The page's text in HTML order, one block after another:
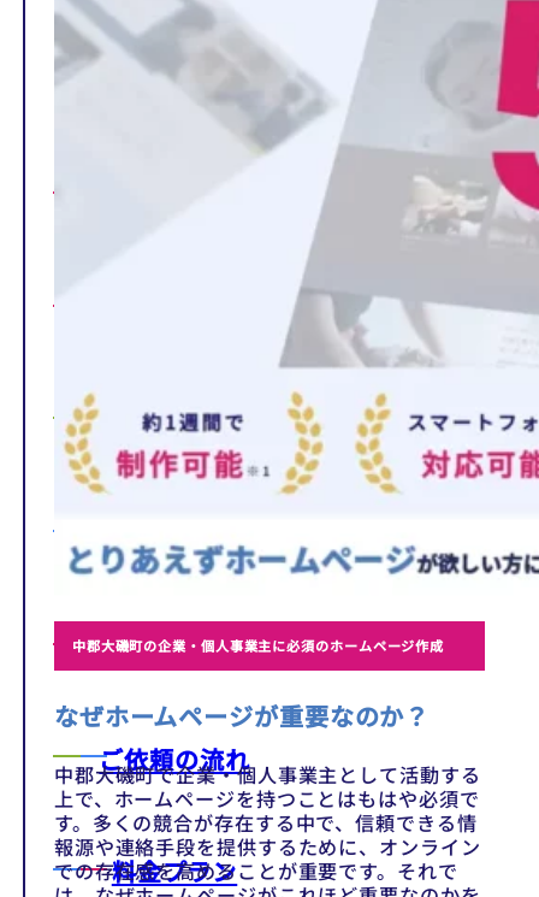
選ばれる理由
制作事例
ご依頼の流れ
料金プラン
中郡大磯町の企業・個人事業主に必須のホームページ作成
なぜホームページが重要なのか？
中郡大磯町で企業・個人事業主として活動する
上で、ホームページを持つことはもはや必須で
す。多くの競合が存在する中で、信頼できる情
報源や連絡手段を提供するために、オンライン
での存在感を高めることが重要です。それで